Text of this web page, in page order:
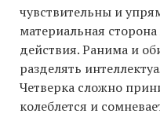
чувствительны и
материальная
действия. Ранима и
разделять
Четверка сложно
колеблется и